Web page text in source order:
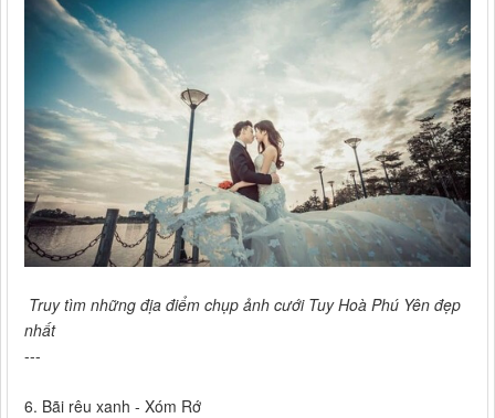
Truy tìm những địa điểm chụp ảnh cưới Tuy Hoà Phú Yên đẹp
nhất
---
6. Bãi rêu xanh - Xóm Rớ